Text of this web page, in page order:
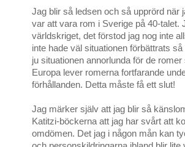
Jag blir så ledsen och så upprörd när
var att vara rom i Sverige på 40-talet.
världskriget, det förstod jag nog inte
inte hade väl situationen förbättrats
ju situationen annorlunda för de
Europa lever romerna fortfarande
förhållanden. Detta måste få ett slut!
Jag märker själv att jag blir så
Katitzi-böckerna att jag har svårt att
omdömen. Det jag i någon mån kan